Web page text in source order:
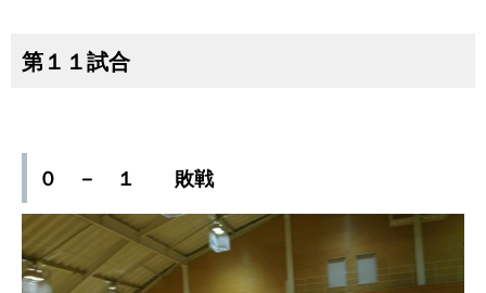
第１１試合
０ － １ 敗戦